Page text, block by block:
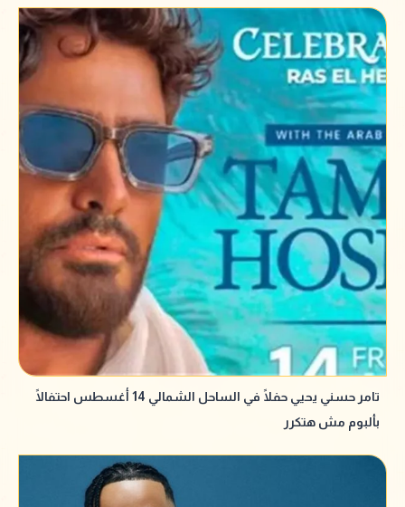
تامر حسني يحيي حفلًا في الساحل الشمالي 14 أغسطس احتفالًا
بألبوم مش هتكرر